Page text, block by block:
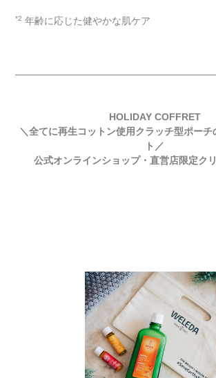
*2 年齢に応じた健やかな肌ケア
HOLIDAY COFFRET
＼全てに再生コットン使用クラッチ型ポーチ
ト／
公式オンラインショップ・直営店限定ク